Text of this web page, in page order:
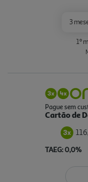
3
1º
Pague sem
Cartão de
TAEG: 0,0%